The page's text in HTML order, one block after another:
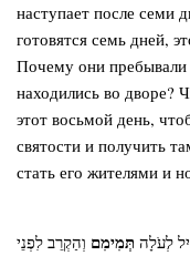
наступает после семи
готовятся семь дней,
Почему они пребывали
находились во дворе?
этот восьмой день,
святости и получить
стать его жителями и
לְעֹלָה תְּמִימִם וְהַקְרֵב לִפְנֵי